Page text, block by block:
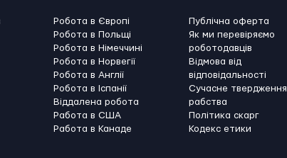
Робота в Європі
Робота в Польщі
Робота в Німеччині
Робота в Норвегії
Робота в Англії
Робота в Іспанії
Віддалена робота
Работа в США
Работа в Канадe
Публічна оферта
Як ми перевіряємо
роботодавців
Відмова від
відповідальності
Сучасне твердження
рабства
Політика скарг
Кодекс етики